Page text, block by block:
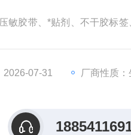
敏胶带、*贴剂、不干胶标
07-31 厂商性质